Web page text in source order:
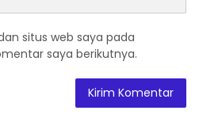
situs web saya pada
saya berikutnya.